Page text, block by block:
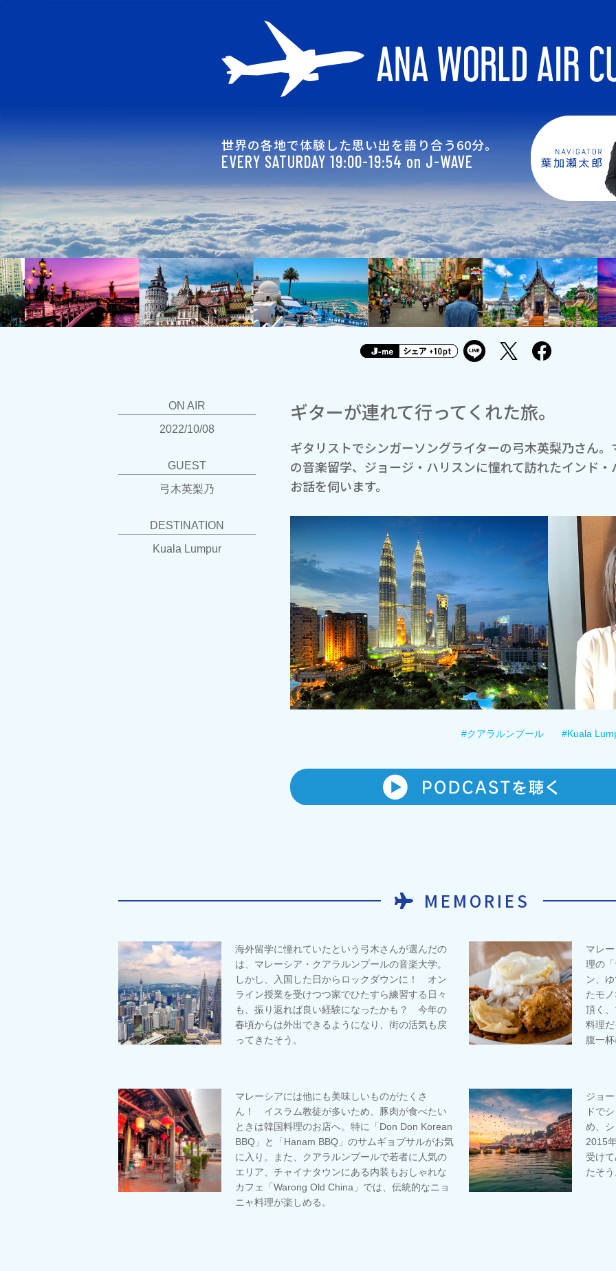
世界の各地で体験した思い出を語り合う60分。
EVERY SATURDAY 19:00-19:54 on J-WAVE
ON AIR
2022/10/08
GUEST
弓木英梨乃
DESTINATION
Kuala Lumpur
ギターが連れて行ってくれた旅。
ギタリストでシンガーソングライターの弓木英梨乃さん
の音楽留学、ジョージ・ハリスンに憧れて訪れたインド
お話を伺います。
#クアラルンプール #Kuala
MEMORIES
海外留学に憧れていたという弓木さんが選んだの
は、マレーシア・クアラルンプールの音楽大学。
しかし、入国した日からロックダウンに！ オン
ライン授業を受けつつ家でひたすら練習する日々
も、振り返れば良い経験になったかも？ 今年の
春頃からは外出できるようになり、街の活気も戻
ってきたそう。
マレ
理の
ン、
たモ
頂く
料理
腹一
マレーシアには他にも美味しいものがたくさ
ん！ イスラム教徒が多いため、豚肉が食べたい
ときは韓国料理のお店へ。特に「Don Don Korean
BBQ」と「Hanam BBQ」のサムギョプサルがお気
に入り。また、クアラルンプールで若者に人気の
エリア、チャイナタウンにある内装もおしゃれな
カフェ「Warong Old China」では、伝統的なニョ
ニャ料理が楽しめる。
ジョ
ドで
め、
2015
受け
たそ